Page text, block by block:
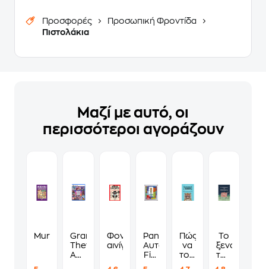
Προσφορές
Προσωπική Φροντίδα
Πιστολάκια
Μαζί με αυτό, οι
περισσότεροι αγοράζουν
MurdokuGrand
Theft
Auto
Φονικά
αινίγματα
Panini
Αυτοκόλλητα
Fifa
Πώς
να
τους
Το
ξενοδοχείο
των